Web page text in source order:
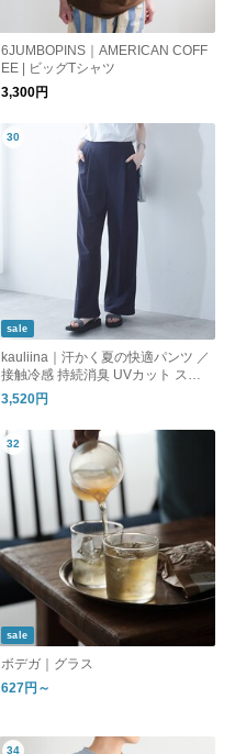
6JUMBOPINS｜AMERICAN COFF
EE | ビッグTシャツ
3,300円
sale
kauliina｜汗かく夏の快適パンツ ／
接触冷感 持続消臭 UVカット スピ
ードクリーン リラックスシルエッ
トパンツ
3,520円
sale
ボデガ｜グラス
627円～